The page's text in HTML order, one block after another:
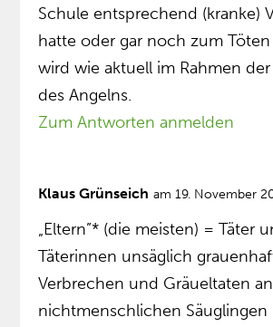
Schule entsprechend (kranke)
hatte oder gar noch zum
wird wie aktuell im Rahmen der
des Angelns.
Zum Antworten anmelden
Klaus Grünseich am 19. November
„Eltern”* (die meisten) = Täter
Täterinnen unsäglich
Verbrechen und Gräueltaten an
nichtmenschlichen Säuglingen